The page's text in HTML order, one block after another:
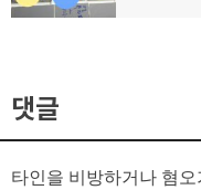
댓글
타인을 비방하거나 혐